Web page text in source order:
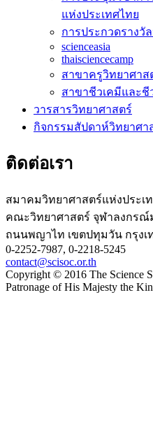
แห่งประเทศไทย
การประกวดรางวั
scienceasia
thaisciencecamp
สาขาครูวิทยาศาส
สาขาชีวเคมีและชี
วารสารวิทยาศาสตร์
กิจกรรมสัปดาห์วิทยาศา
ติดต่อเรา
สมาคมวิทยาศาสตร์แห่งประ
คณะวิทยาศาสตร์ จุฬาลงกรณ์
ถนนพญาไท เขตปทุมวัน กรุงเ
0-2252-7987, 0-2218-5245
contact@scisoc.or.th
Copyright © 2016 The Science
Patronage of His Majesty the